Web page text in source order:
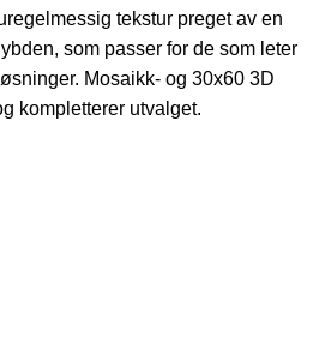
tekstur preget av en
som passer for de som leter
Mosaikk- og 30x60 3D
kompletterer utvalget.